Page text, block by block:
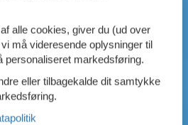
alle cookies, giver du (ud over
må videresende oplysninger til
personaliseret markedsføring.
eller tilbagekalde dit samtykke